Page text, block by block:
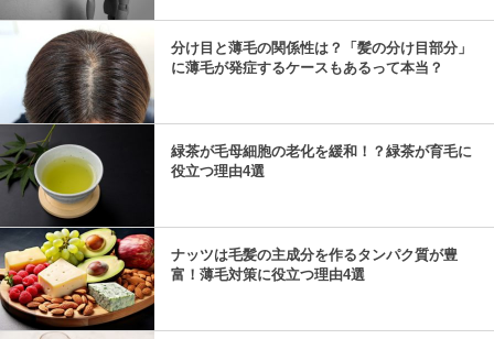
分け目と薄毛の関係性は？「髪の分け目部分」
に薄毛が発症するケースもあるって本当？
緑茶が毛母細胞の老化を緩和！？緑茶が育毛に
役立つ理由4選
ナッツは毛髪の主成分を作るタンパク質が豊
富！薄毛対策に役立つ理由4選